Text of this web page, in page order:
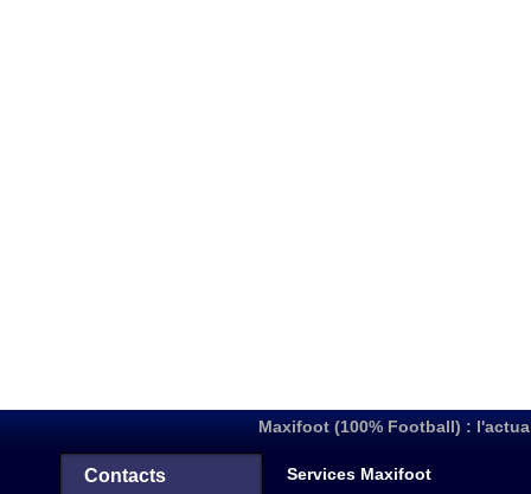
Maxifoot (100% Football) :
Contacts Services Maxifoot